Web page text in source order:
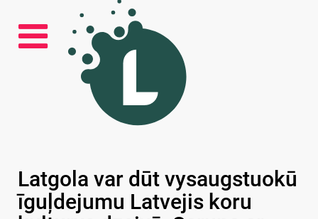
Latgola var dūt vysaugstuokū
īguļdejumu Latvejis koru